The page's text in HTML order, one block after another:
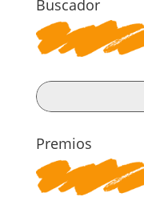
Buscador
Buscar:
Premios